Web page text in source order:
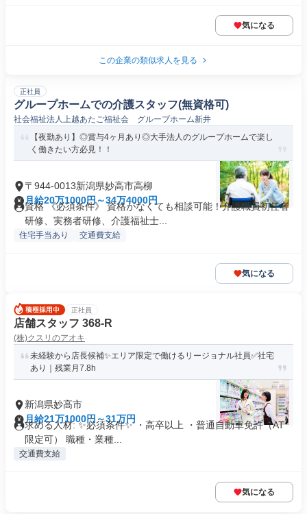
気になる
この企業の類似求人を見る
正社員
グループホームでの介護スタッフ(無資格可)
社会福祉法人上越あたご福祉会 グループホーム新井
【夜勤あり】◎賞与4ヶ月あり◎大手法人のグループホームで楽し
く働きたい方必見！！
〒944-0013新潟県妙高市高柳
月給20万1000円～34万4000円
資格 《必須条件》 資格がなくても相談可能！介護職員初任者
研修、実務者研修、介護福祉士...
住宅手当あり 交通費支給
気になる
正社員
店舗スタッフ 368-R
(株)クスリのアオキ
未経験から店長候補✨エリア限定で働けるリージョナル社員✅社宅
あり｜残業月7.8h
新潟県妙高市
月給21万1000円～31万円
求める人材: ✨必須条件✨ ・高卒以上 ・普通自動車免許（AT
限定可） 職種・業種...
交通費支給
気になる